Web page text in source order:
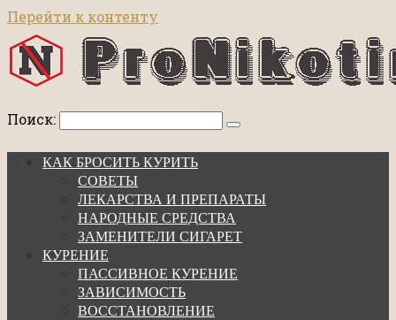
Перейти к контенту
Поиск:
КАК БРОСИТЬ КУРИТЬ
СОВЕТЫ
ЛЕКАРСТВА И ПРЕПАРАТЫ
НАРОДНЫЕ СРЕДСТВА
ЗАМЕНИТЕЛИ СИГАРЕТ
КУРЕНИЕ
ПАССИВНОЕ КУРЕНИЕ
ЗАВИСИМОСТЬ
ВОССТАНОВЛЕНИЕ